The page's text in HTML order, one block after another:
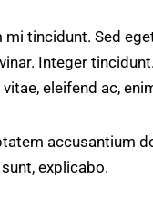
tincidunt. Sed
Integer
eleifend ac,
accusantium
explicabo.